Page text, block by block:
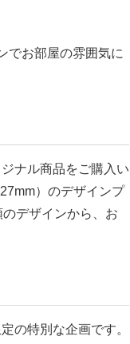
でお部屋の雰囲気に
ナル商品をご購入い
）のデザインプ
デザインから、お
の特別な企画です。